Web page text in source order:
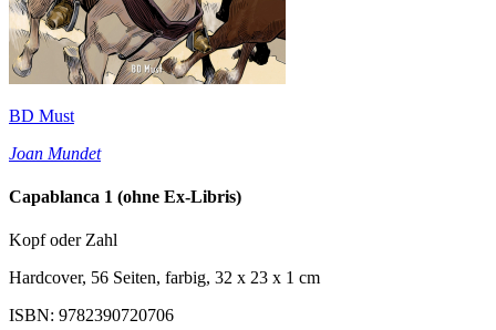
BD Must
Joan Mundet
Capablanca 1 (ohne Ex-Libris)
Kopf oder Zahl
Hardcover, 56 Seiten, farbig, 32 x 23 x 1 cm
ISBN: 9782390720706